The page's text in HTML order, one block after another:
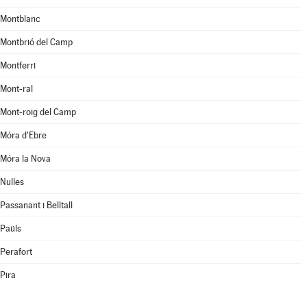
Montblanc
Montbrió del Camp
Montferri
Mont-ral
Mont-roig del Camp
Móra d'Ebre
Móra la Nova
Nulles
Passanant i Belltall
Paüls
Perafort
Pira